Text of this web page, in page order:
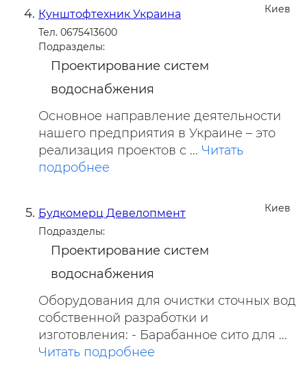
Киев
Кунштофтехник Украина
Тел. 0675413600
Подразделы:
Проектирование систем
водоснабжения
Основное направление деятельности
нашего предприятия в Украине – это
реализация проектов с ... Читать
подробнее
Киев
Будкомерц Девелопмент
Подразделы:
Проектирование систем
водоснабжения
Оборудования для очистки сточных вод
собственной разработки и
изготовления: - Барабанное сито для ...
Читать подробнее